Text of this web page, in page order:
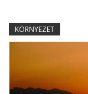
KÖRNYEZET